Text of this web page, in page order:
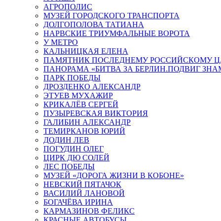
АГРОПОЛИС
МУЗЕЙ ГОРОДСКОГО ТРАНСПОРТА
ДОЛГОПОЛОВА ТАТИАНА
НАРВСКИЕ ТРИУМФАЛЬНЫЕ ВОРОТА
У МЕТРО
КАЛЬНИЦКАЯ ЕЛЕНА
ПАМЯТНИК ПОСЛЕДНЕМУ РОССИЙСКОМУ
ПАНОРАМА «БИТВА ЗА БЕРЛИН.ПОДВИГ
ПАРК ПОБЕДЫ
ДРОЗДЕНКО АЛЕКСАНДР
ЭТУЕВ МУХАЖИР
КРИКАЛЁВ СЕРГЕЙ
ПУЗЫРЕВСКАЯ ВИКТОРИЯ
ГАЛИБИН АЛЕКСАНДР
ТЕМИРКАНОВ ЮРИЙ
ДОДИН ЛЕВ
ПОГУДИН ОЛЕГ
ЦИРК ДЮ СОЛЕЙ
ЛЕС ПОБЕДЫ
МУЗЕЙ «ДОРОГА ЖИЗНИ В КОБОНЕ»
НЕВСКИЙ ПЯТАЧОК
ВАСИЛИЙ ЛАНОВОЙ
БОГАЧЁВА ИРИНА
КАРМАЗИНОВ ФЕЛИКС